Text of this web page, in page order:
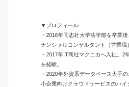
▼プロフィール
・2016年同志社大学法学部を卒業
ナンシャルコンサルタント（営業
・2017年IT商社マクニカへ入社。2
を経験。
・2020年外資系データベース大手
小企業向けクラウドサービスのハイ